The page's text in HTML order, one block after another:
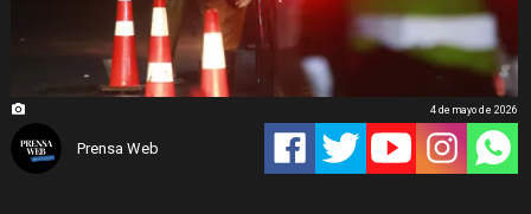
Prensa Web
4 de mayo de 2026